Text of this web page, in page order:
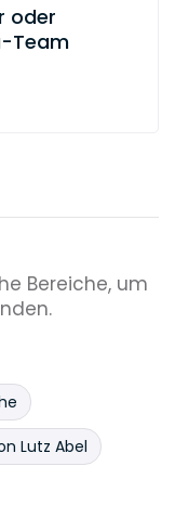
oder
Team
Bereiche, um
Lutz Abel